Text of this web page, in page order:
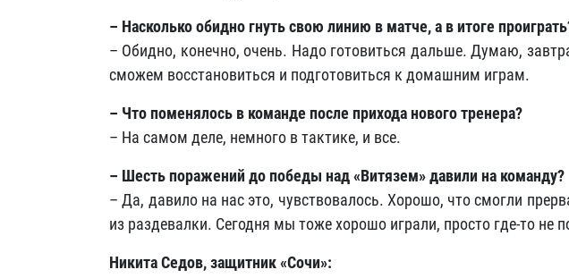
– Насколько обидно гнуть свою линию в матче, а в итоге
– Обидно, конечно, очень. Надо готовиться дальше. Думаю,
сможем восстановиться и подготовиться к домашним играм.
– Что поменялось в команде после прихода нового тренера?
– На самом деле, немного в тактике, и все.
– Шесть поражений до победы над «Витязем» давили на команду?
– Да, давило на нас это, чувствовалось. Хорошо, что смогли
из раздевалки. Сегодня мы тоже хорошо играли, просто где-то не
Никита Седов, защитник «Сочи»: